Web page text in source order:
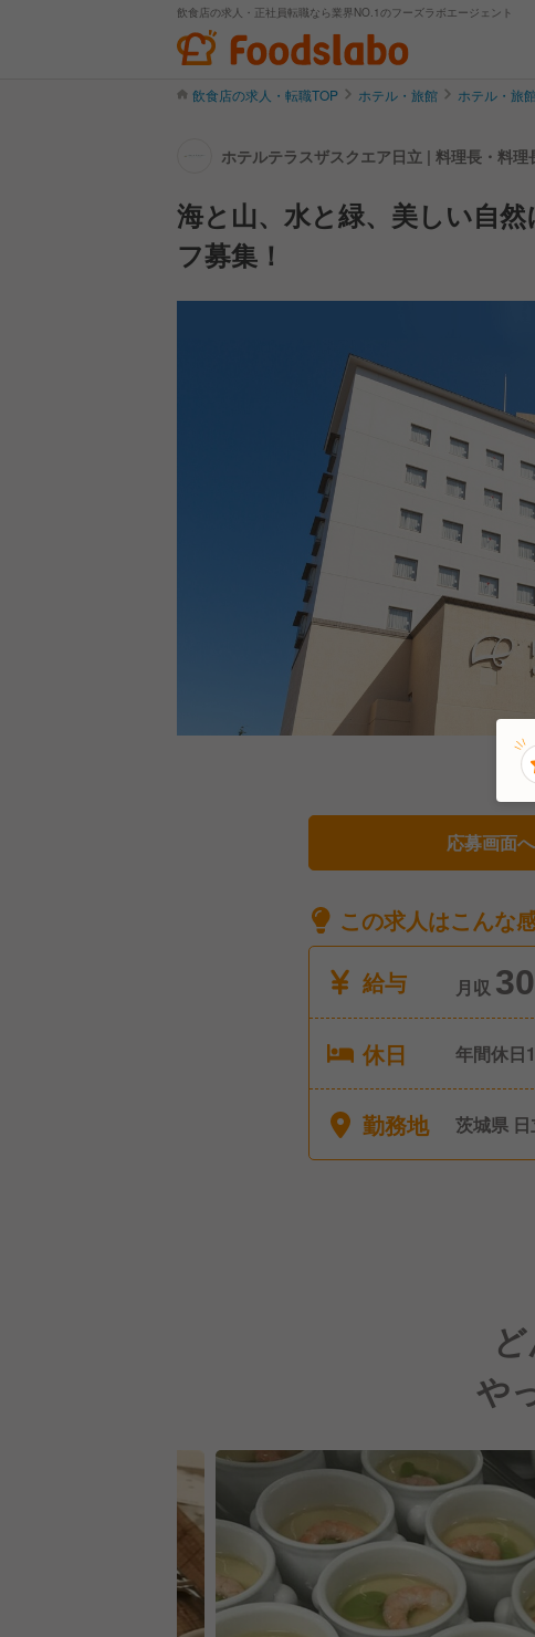
飲食店の求人・正社員転職なら業界NO.1のフーズラボエージェント
飲食店の求人・転職TOP ホテル・旅館 ホテル・旅
ホテルテラスザスクエア日立 | 料理長・料
海と山、水と緑、美しい自
フ募集！
応募画面
この求人はこんな感
給与
月収
休日
年間休日
勤務地 茨城県
や